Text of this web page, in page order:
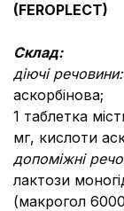
(FEROPLECT)
Склад:
діючі речовини:
аскорбінова;
1 таблетка
мг, кислоти
допоміжні
лактози
(макрогол